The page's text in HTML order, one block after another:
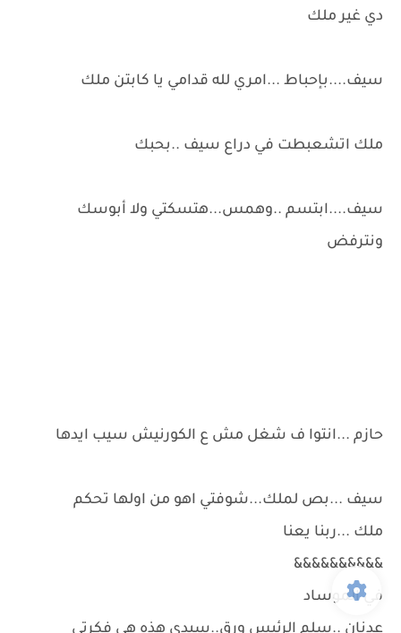
دي غير ملك
سيف....بإحباط ...امري لله قدامي يا كابتن ملك
ملك اتشعبطت في دراع سيف ..بحبك
سيف....ابتسم ..وهمس...هتسكتي ولا أبوسك
ونترفض
حازم ...انتوا ف شغل مش ع الكورنيش سيب ايدها
سيف ...بص لملك...شوفتي اهو من اولها تحكم
ملك ...ربنا يعنا
&&&&&&&&&&
في الموساد
عدنان ..سلم الرئيس ورق..سيدي هذه هي فكرتي